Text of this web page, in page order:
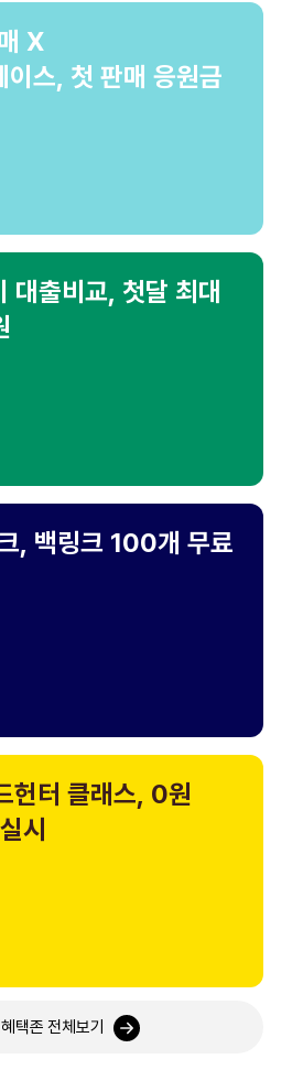
X
이스, 첫 판매 응원금
대출비교, 첫달 최대
, 백링크 100개 무료
헌터 클래스, 0원
시
택존 전체보기